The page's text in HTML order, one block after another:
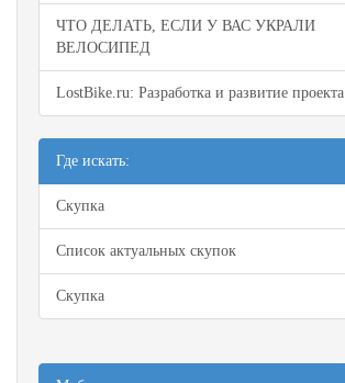
ЧТО ДЕЛАТЬ, ЕСЛИ У ВАС УКРАЛИ
ВЕЛОСИПЕД
LostBike.ru: Разработка и развитие проекта
Где искать:
Скупка
Список актуальных скупок
Скупка